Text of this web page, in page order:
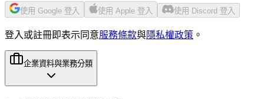
使用 Google 登入 使用 Apple 登入 使用 Discord 登入
登入或註冊即表示同意服務條款與隱私權政策 。
企業資料與業務分類